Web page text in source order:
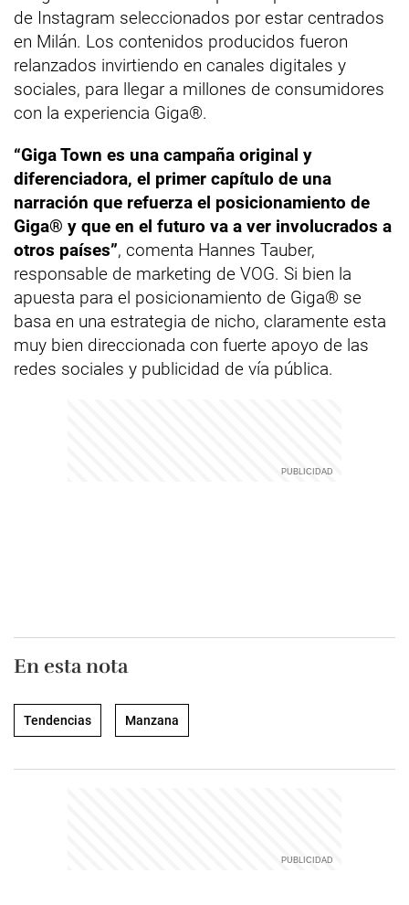
de Instagram seleccionados por estar centrados
en Milán. Los contenidos producidos fueron
relanzados invirtiendo en canales digitales y
sociales, para llegar a millones de consumidores
con la experiencia Giga®.
“Giga Town es una campaña original y
diferenciadora, el primer capítulo de una
narración que refuerza el posicionamiento de
Giga® y que en el futuro va a ver involucrados a
otros países”, comenta Hannes Tauber,
responsable de marketing de VOG. Si bien la
apuesta para el posicionamiento de Giga® se
basa en una estrategia de nicho, claramente esta
muy bien direccionada con fuerte apoyo de las
redes sociales y publicidad de vía pública.
En esta nota
Tendencias Manzana